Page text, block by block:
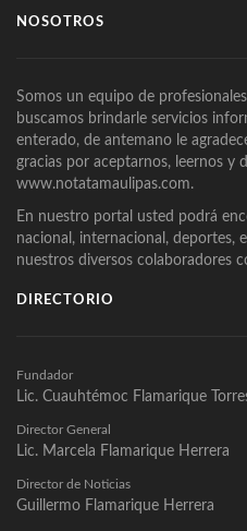
NOSOTROS
Somos un equipo de
buscamos brindarle servicios
enterado, de antemano le
gracias por aceptarnos, leernos y
www.notatamaulipas.com.
En nuestro portal usted podrá
nacional, internacional, deportes,
nuestros diversos colaboradores
DIRECTORIO
Fundador
Lic. Cuauhtémoc Flamarique
Director General
Lic. Marcela Flamarique Herrera
Director de Noticias
Guillermo Flamarique Herrera